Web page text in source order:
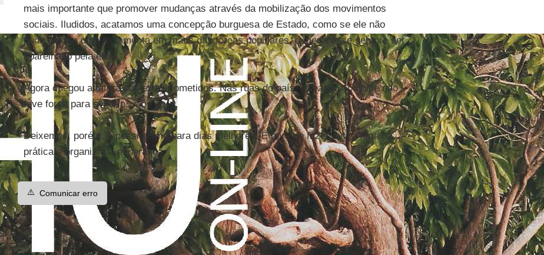
mais importante que promover mudanças através da mobilização dos movimentos
sociais. Iludidos, acatamos uma concepção burguesa de Estado, como se ele não
pudesse ser uma ferramenta em mãos das forças populares, e merecesse sempre ser
aparelhado pela elite.
Agora chegou a fatura dos erros cometidos. Nas ruas do país, a reação ao golpe não
teve força para evitá-lo.
Deixemos, porém, o pessimismo para dias melhores. É hora de fazer autocrítica na
prática e organizar a esperança.
⚠️ Comunicar erro